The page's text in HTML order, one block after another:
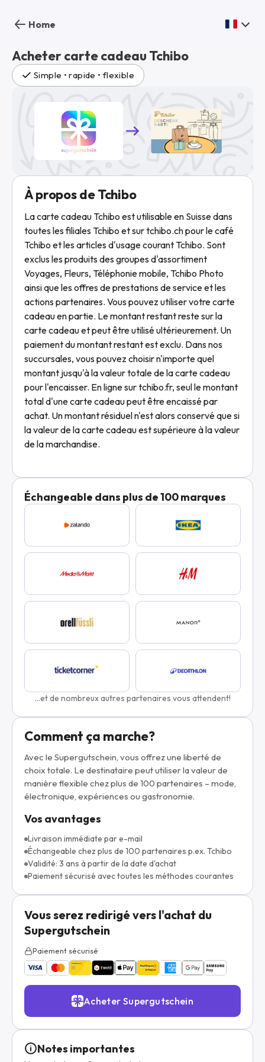
Home
Acheter carte cadeau Tchibo
Simple • rapide • flexible
À propos de Tchibo
La carte cadeau Tchibo est utilisable en Suisse dans
toutes les filiales Tchibo et sur tchibo.ch pour le café
Tchibo et les articles d'usage courant Tchibo. Sont
exclus les produits des groupes d'assortiment
Voyages, Fleurs, Téléphonie mobile, Tchibo Photo
ainsi que les offres de prestations de service et les
actions partenaires. Vous pouvez utiliser votre carte
cadeau en partie. Le montant restant reste sur la
carte cadeau et peut être utilisé ultérieurement. Un
paiement du montant restant est exclu. Dans nos
succursales, vous pouvez choisir n'importe quel
montant jusqu'à la valeur totale de la carte cadeau
pour l'encaisser. En ligne sur tchibo.fr, seul le montant
total d'une carte cadeau peut être encaissé par
achat. Un montant résiduel n'est alors conservé que si
la valeur de la carte cadeau est supérieure à la valeur
de la marchandise.
Échangeable dans plus de 100 marques
...et de nombreux autres partenaires vous attendent!
Comment ça marche?
Avec le Supergutschein, vous offrez une liberté de
choix totale. Le destinataire peut utiliser la valeur de
manière flexible chez plus de 100 partenaires – mode,
électronique, expériences ou gastronomie.
Vos avantages
Livraison immédiate par e-mail
Échangeable chez plus de 100 partenaires p.ex. Tchibo
Validité: 3 ans à partir de la date d'achat
Paiement sécurisé avec toutes les méthodes courantes
Vous serez redirigé vers l'achat du
Supergutschein
Paiement sécurisé
Acheter Supergutschein
Notes importantes